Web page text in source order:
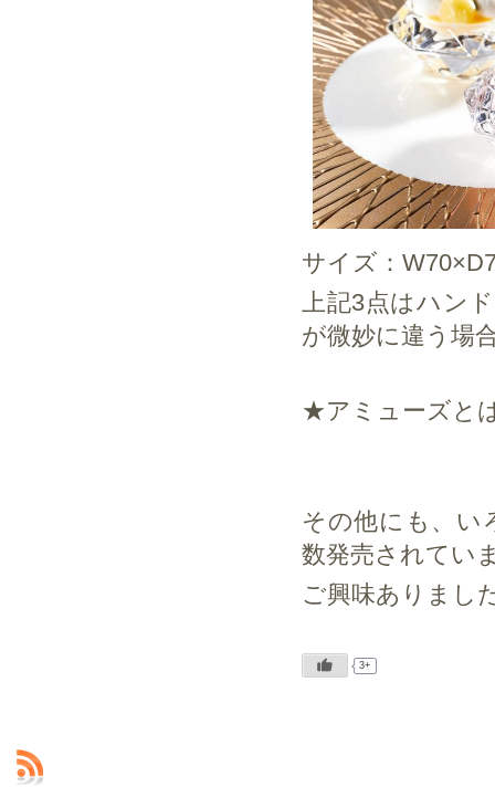
サイズ：
上記3点はハン
が微妙に違う場
★アミューズと
その他にも、い
数発売されてい
ご興味ありまし
3+